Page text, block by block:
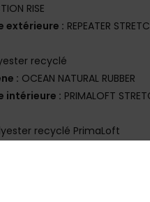
RISE
extérieure : REPEATER
recyclé
: OCEAN NATURAL RUBBER
intérieure : PRIMALOFT
recyclé PrimaLoft
combinaison